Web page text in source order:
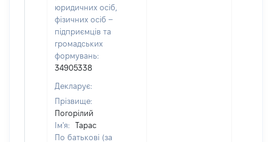
юридичних осіб,
фізичних осіб –
підприємців та
громадських
формувань:
34905338
Декларує:
Прізвище:
Погорілий
Ім'я:
Тарас
По батькові (за